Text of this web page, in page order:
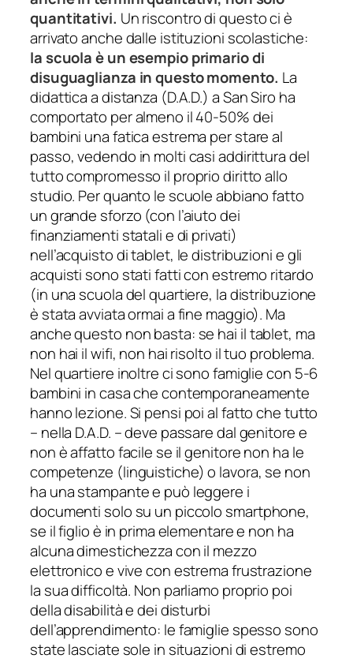
quantitativi. Un riscontro di questo ci è
arrivato anche dalle istituzioni scolastiche:
la scuola è un esempio primario di
disuguaglianza in questo momento. La
didattica a distanza (D.A.D.) a San Siro ha
comportato per almeno il 40-50% dei
bambini una fatica estrema per stare al
passo, vedendo in molti casi addirittura del
tutto compromesso il proprio diritto allo
studio. Per quanto le scuole abbiano fatto
un grande sforzo (con l’aiuto dei
finanziamenti statali e di privati)
nell’acquisto ditablet, le distribuzioni e gli
acquisti sono stati fatti con estremo ritardo
(in una scuola del quartiere, la distribuzione
è stata avviata ormai a fine maggio). Ma
anche questo non basta: se hai iltablet, ma
non hai il wifi, non hai risolto il tuo problema.
Nel quartiere inoltre ci sono famiglie con 5-6
bambini in casa che contemporaneamente
hanno lezione. Si pensi poi al fatto che tutto
– nella D.A.D. – deve passare dal genitore e
non è affatto facile se il genitore non ha le
competenze (linguistiche) o lavora, se non
ha una stampante e può leggere i
documenti solo su un piccolo smartphone,
se il figlio è in prima elementare e non ha
alcuna dimestichezza con il mezzo
elettronico e vive con estrema frustrazione
la sua difficoltà. Non parliamo proprio poi
della disabilità e dei disturbi
dell’apprendimento: le famiglie spesso sono
state lasciate sole in situazioni di estremo